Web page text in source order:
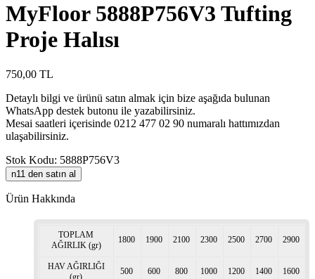
MyFloor 5888P756V3 Tufting
Proje Halısı
750,00 TL
Detaylı bilgi ve ürünü satın almak için bize aşağıda bulunan
WhatsApp destek butonu ile yazabilirsiniz.
Mesai saatleri içerisinde 0212 477 02 90 numaralı hattımızdan
ulaşabilirsiniz.
Stok Kodu: 5888P756V3
n11 den satın al
Ürün Hakkında
TOPLAM
AĞIRLIK (gr)
1800 1900 2100 2300 2500 2700 2900
HAV AĞIRLIĞI
(gr)
500 600 800 1000 1200 1400 1600